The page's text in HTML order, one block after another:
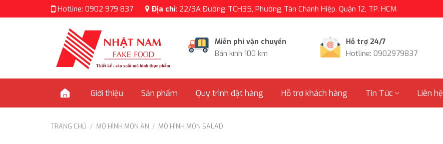
to
Hotline: 0902 979 837 Địa chỉ: 22/3A Đường TCH35, Phường Tân Chánh Hiệp, Quận 12, TP. HCM
Miễn phí vận chuyển
Bán kính 100 km
Hỗ trợ 24/7
Hotline: 0902979837
Giới thiệu Sản phẩm Quy trình đặt hàng Hỗ trợ khách hàng Tin Tức Liên hệ
TRANG CHỦ / MÔ HÌNH MÓN ĂN / MÔ HÌNH MÓN SALAD